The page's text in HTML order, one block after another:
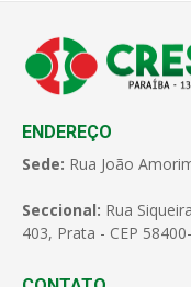
ENDEREÇO
Sede: Rua João
Seccional: Rua
403, Prata - CEP